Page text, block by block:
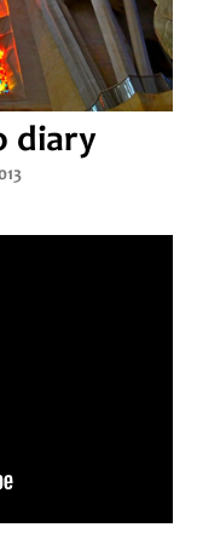
diary